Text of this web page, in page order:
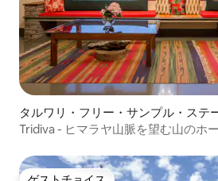
タルワリ・フリー・サンプル・ステ
ージ
Tridiva - ヒマラヤ山脈を望む山のホ